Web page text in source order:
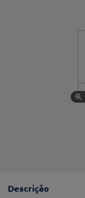
Descrição